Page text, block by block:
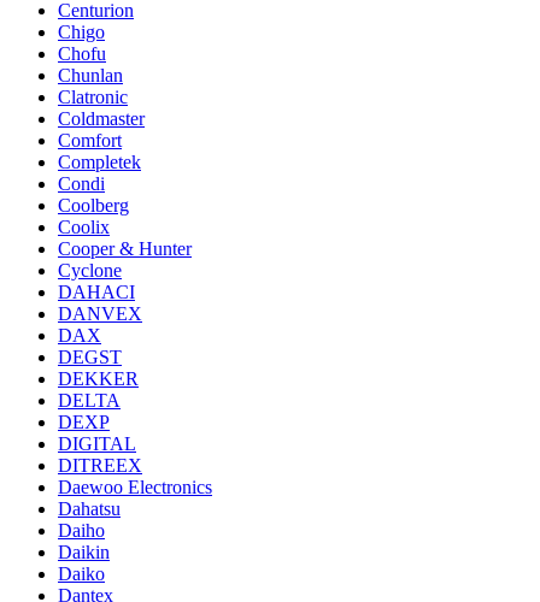
Centurion
Chigo
Chofu
Chunlan
Clatronic
Coldmaster
Comfort
Completek
Condi
Coolberg
Coolix
Cooper & Hunter
Cyclone
DAHACI
DANVEX
DAX
DEGST
DEKKER
DELTA
DEXP
DIGITAL
DITREEX
Daewoo Electronics
Dahatsu
Daiho
Daikin
Daiko
Dantex